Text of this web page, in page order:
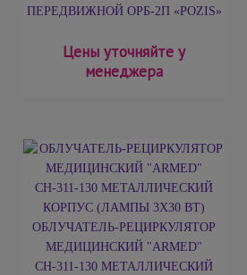
ПЕРЕДВИЖНОЙ ОРБ-2П «POZIS»
Цены уточняйте у
менеджера
ОБЛУЧАТЕЛЬ-РЕЦИРКУЛЯТОР
МЕДИЦИНСКИЙ "ARMED"
СН-311-130 МЕТАЛЛИЧЕСКИЙ